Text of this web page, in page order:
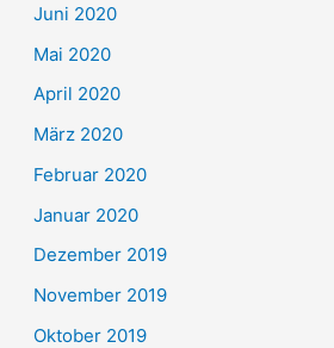
Juni 2020
Mai 2020
April 2020
März 2020
Februar 2020
Januar 2020
Dezember 2019
November 2019
Oktober 2019